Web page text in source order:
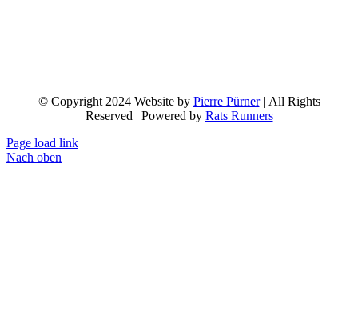
© Copyright 2024 Website by Pierre Pürner| All Rights
Reserved | Powered by Rats Runners
Page load link
Nach oben